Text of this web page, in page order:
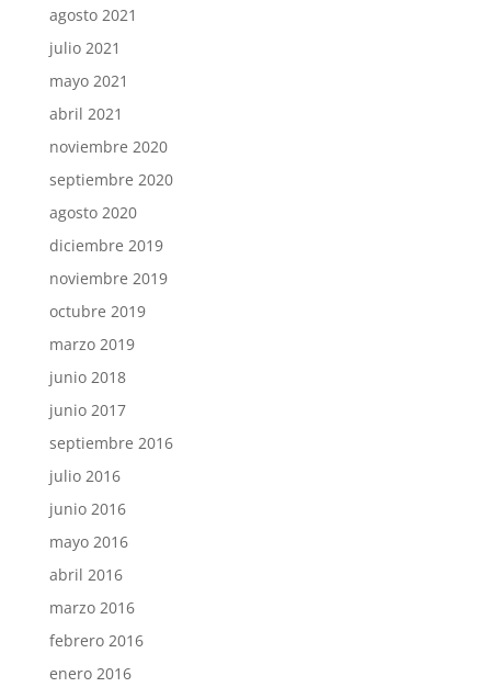
agosto 2021
julio 2021
mayo 2021
abril 2021
noviembre 2020
septiembre 2020
agosto 2020
diciembre 2019
noviembre 2019
octubre 2019
marzo 2019
junio 2018
junio 2017
septiembre 2016
julio 2016
junio 2016
mayo 2016
abril 2016
marzo 2016
febrero 2016
enero 2016